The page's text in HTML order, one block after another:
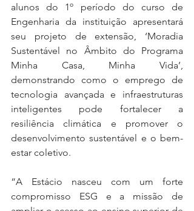
alunos do 1º período do curso de
Engenharia da instituição apresentará
seu projeto de extensão, ‘Moradia
Sustentável no Âmbito do Programa
Minha Casa, Minha Vida’,
demonstrando como o emprego de
tecnologia avançada e infraestruturas
inteligentes pode fortalecer a
resiliência climática e promover o
desenvolvimento sustentável e o bem-
estar coletivo.
“A Estácio nasceu com um forte
compromisso ESG e a missão de